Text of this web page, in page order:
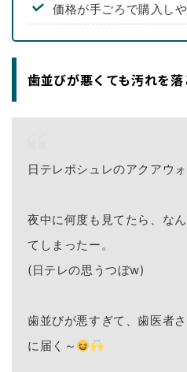
価格が手ごろで購入し
歯並びが悪くても汚れを落
日テレポシュレのアクアウォ
夜中に何度も見てたら、な
てしまったー。
(日テレの思うつぼw)
歯並びが悪すぎて、歯医者
に届く～